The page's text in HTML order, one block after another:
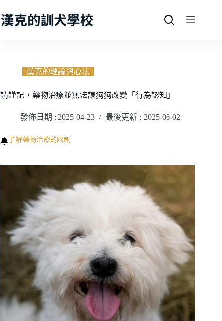
至
漢克的理論與心法
請謹記，藥物治療並無法讓狗狗改變「行為認知」
發佈日期 : 2025-04-23 最後更新 : 2025-06-02
了解藥物治療的限制